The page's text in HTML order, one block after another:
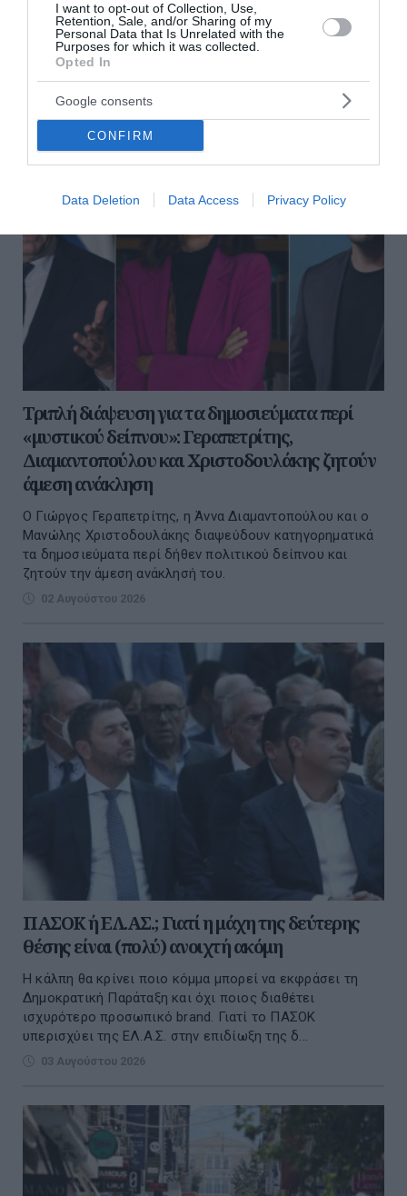
I want to opt-out of Collection, Use,
Retention, Sale, and/or Sharing of my
Personal Data that Is Unrelated with the
Purposes for which it was collected.
Opted In
Google consents
CONFIRM
Data Deletion Data Access Privacy Policy
εγκαταλείπουν την Αθήνα
διαβάστε ακόμη
Τριπλή διάψευση για τα δημοσιεύματα περί
«μυστικού δείπνου»: Γεραπετρίτης,
Διαμαντοπούλου και Χριστοδουλάκης ζητούν
άμεση ανάκληση
Ο Γιώργος Γεραπετρίτης, η Άννα Διαμαντοπούλου και ο
Μανώλης Χριστοδουλάκης διαψεύδουν κατηγορηματικά
τα δημοσιεύματα περί δήθεν πολιτικού δείπνου και
ζητούν την άμεση ανάκλησή του.
02 Αυγούστου 2026
ΠΑΣΟΚ ή ΕΛ.ΑΣ.; Γιατί η μάχη της δεύτερης
θέσης είναι (πολύ) ανοιχτή ακόμη
Η κάλπη θα κρίνει ποιο κόμμα μπορεί να εκφράσει τη
Δημοκρατική Παράταξη και όχι ποιος διαθέτει
ισχυρότερο προσωπικό brand. Γιατί το ΠΑΣΟΚ
υπερισχύει της ΕΛ.Α.Σ. στην επιδίωξη της δ...
03 Αυγούστου 2026